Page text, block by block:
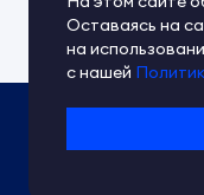
Контакты
Политика IPEX по обработке
Условия использования
Оставаясь на
на
с нашей